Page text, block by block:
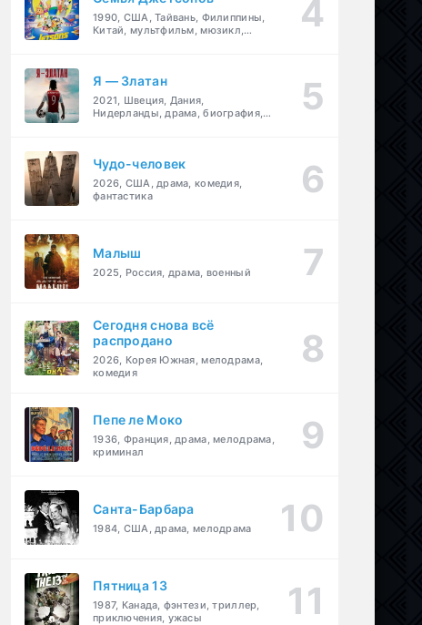
1990, США, Тайвань, Филиппины,
Китай, мультфильм, мюзикл,
Я — Златан
2021, Швеция, Дания,
Нидерланды, драма, биография,
Чудо-человек
2026, США, драма, комедия,
фантастика
Малыш
2025, Россия, драма, военный
Сегодня снова всё
распродано
2026, Корея Южная, мелодрама,
комедия
Пепе ле Моко
1936, Франция, драма, мелодрама,
криминал
Санта-Барбара
1984, США, драма, мелодрама
Пятница 13
1987, Канада, фэнтези, триллер,
приключения, ужасы